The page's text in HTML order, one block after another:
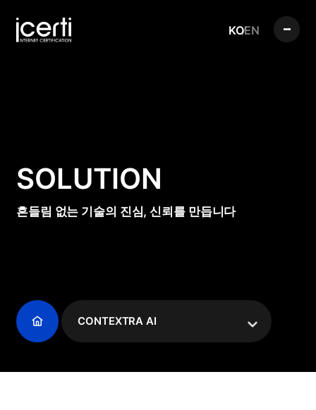
KOEN
SOLUTION
흔들림 없는 기술의 진심, 신뢰를 만듭니다
CONTEXTRA AI